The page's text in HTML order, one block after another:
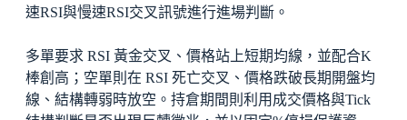
速RSI與慢速RSI交叉訊號進行進場判斷。
多單要求 RSI 黃金交叉、價格站上短期均線，並配合K
棒創高；空單則在 RSI 死亡交叉、價格跌破長期開盤均
線、結構轉弱時放空。持倉期間則利用成交價格與Tick